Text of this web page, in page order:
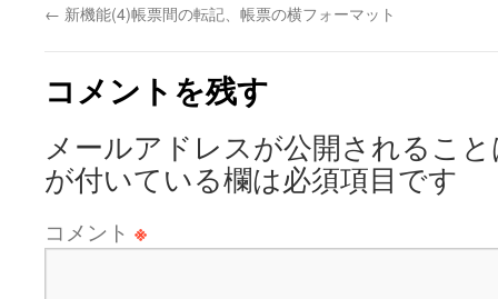
← 新機能(4)帳票間の転記、帳票の横フォーマット
コメントを残す
メールアドレスが公開されるこ
が付いている欄は必須項目です
コメント ※